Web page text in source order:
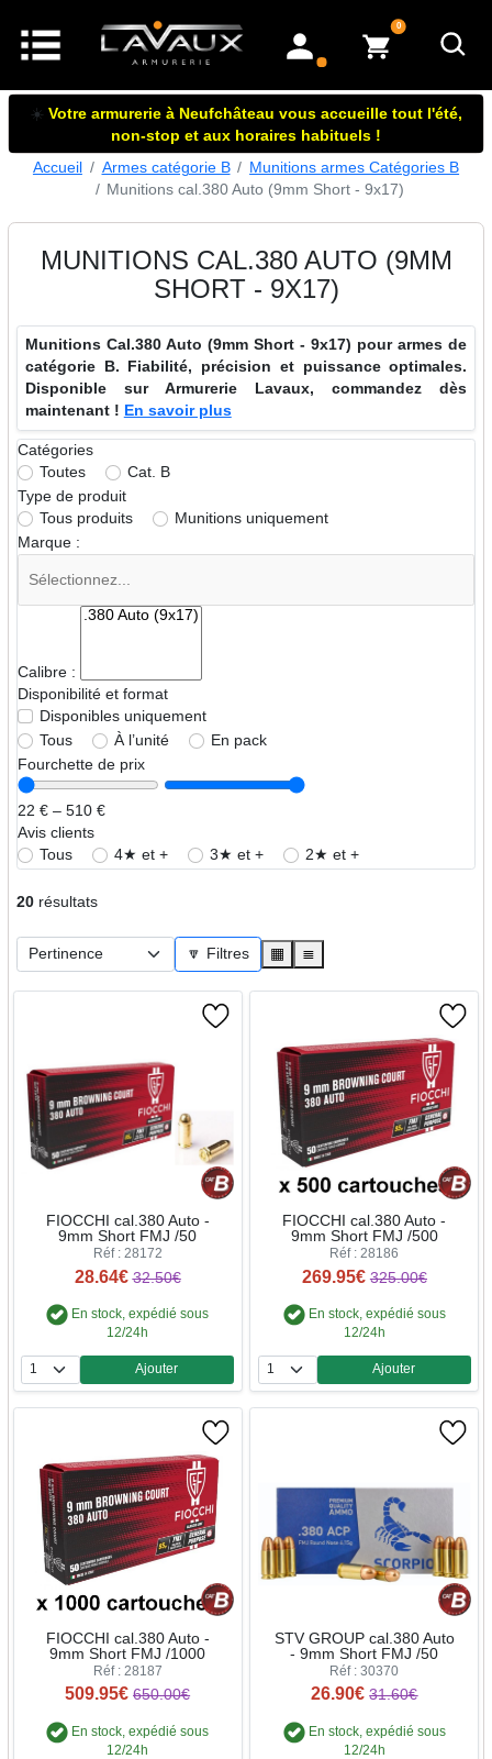
mon compte
0articles dans le panier
☀️ Votre armurerie à Neufchâteau vous accueille tout l'été,
non-stop et aux horaires habituels !
Accueil
Armes catégorie B
Munitions armes Catégories B
Munitions cal.380 Auto (9mm Short - 9x17)
MUNITIONS CAL.380 AUTO (9MM
SHORT - 9X17)
Munitions Cal.380 Auto (9mm Short - 9x17) pour armes de
catégorie B. Fiabilité, précision et puissance optimales.
Disponible sur Armurerie Lavaux, commandez dès
maintenant ! En savoir plus
Catégories
Toutes
Cat. B
Type de produit
Tous produits
Munitions uniquement
Marque :
Calibre :
Disponibilité et format
Disponibles uniquement
Tous
À l’unité
En pack
Fourchette de prix
22 € – 510 €
Avis clients
Tous
4★ et + 3★ et + 2★ et +
20résultats
🔽 Filtres ▦ ≣
FIOCCHI cal.380 Auto -
9mm Short FMJ /50
Réf : 28172
28.64€ 32.50€
En stock, expédié sous
12/24h
Quantité
Ajouter
FIOCCHI cal.380 Auto -
9mm Short FMJ /500
Réf : 28186
269.95€ 325.00€
En stock, expédié sous
12/24h
Quantité
Ajouter
FIOCCHI cal.380 Auto -
9mm Short FMJ /1000
Réf : 28187
509.95€ 650.00€
En stock, expédié sous
12/24h
STV GROUP cal.380 Auto
- 9mm Short FMJ /50
Réf : 30370
26.90€ 31.60€
En stock, expédié sous
12/24h